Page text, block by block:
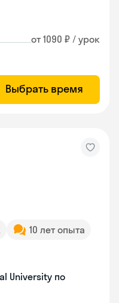
от 1090 ₽ / урок
Выбрать время
10 лет опыта
University по